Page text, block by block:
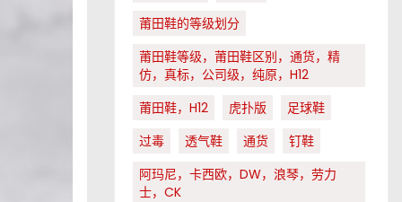
莆田鞋的等级划分
莆田鞋等级，莆田鞋区别，通货，精
仿，真标，公司级，纯原，H12
莆田鞋，H12
虎扑版
足球鞋
过毒
透气鞋 通货
钉鞋
阿玛尼，卡西欧，DW，浪琴，劳力
士，CK